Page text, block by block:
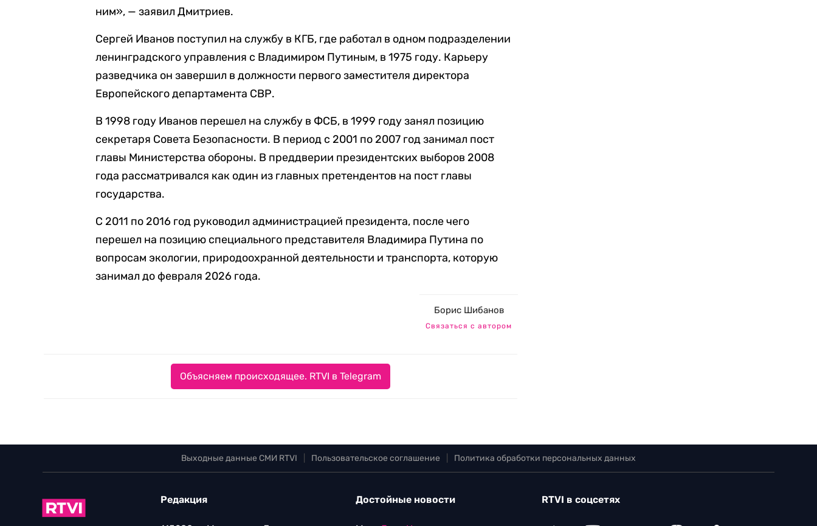
ним», — заявил Дмитриев.
Сергей Иванов поступил на службу в КГБ, где работал в одном подразделении
ленинградского управления с Владимиром Путиным, в 1975 году. Карьеру
разведчика он завершил в должности первого заместителя директора
Европейского департамента СВР.
В 1998 году Иванов перешел на службу в ФСБ, в 1999 году занял позицию
секретаря Совета Безопасности. В период с 2001 по 2007 год занимал пост
главы Министерства обороны. В преддверии президентских выборов 2008
года рассматривался как один из главных претендентов на пост главы
государства.
С 2011 по 2016 год руководил администрацией президента, после чего
перешел на позицию специального представителя Владимира Путина по
вопросам экологии, природоохранной деятельности и транспорта, которую
занимал до февраля 2026 года.
Борис Шибанов
Связаться с автором
Объясняем происходящее. RTVI в Telegram
Выходные данные СМИ RTVI Пользовательское соглашение Политика обработки персональных данных
Редакция Достойные новости RTVI в соцсетях